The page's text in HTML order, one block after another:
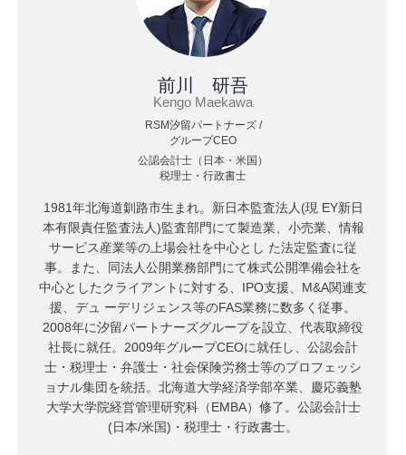
前川 研吾
Kengo Maekawa
RSM汐留パートナーズ /
グループCEO
公認会計士（日本・米国）
税理士・行政書士
1981年北海道釧路市生まれ。新日本監査法人(現 EY新日
本有限責任監査法人)監査部門にて製造業、小売業、情報
サービス産業等の上場会社を中心とし た法定監査に従
事。また、同法人公開業務部門にて株式公開準備会社を
中心としたクライアントに対する、IPO支援、M&A関連支
援、デュ ーデリジェンス等のFAS業務に数多く従事。
2008年に汐留パートナーズグループを設立、代表取締役
社長に就任。2009年グループCEOに就任し、公認会計
士・税理士・弁護士・社会保険労務士等のプロフェッシ
ョナル集団を統括。北海道大学経済学部卒業、慶応義塾
大学大学院経営管理研究科（EMBA）修了。公認会計士
(日本/米国)・税理士・行政書士。